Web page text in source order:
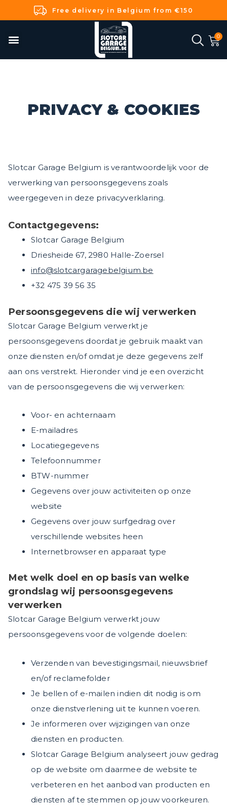
Free delivery in Belgium from €150
PRIVACY & COOKIES
Slotcar Garage Belgium is verantwoordelijk voor de
verwerking van persoonsgegevens zoals
weergegeven in deze privacyverklaring.
Contactgegevens:
Slotcar Garage Belgium
Driesheide 67, 2980 Halle-Zoersel
info@slotcargaragebelgium.be
+32 475 39 56 35
Persoonsgegevens die wij verwerken
Slotcar Garage Belgium verwerkt je
persoonsgegevens doordat je gebruik maakt van
onze diensten en/of omdat je deze gegevens zelf
aan ons verstrekt. Hieronder vind je een overzicht
van de persoonsgegevens die wij verwerken:
Voor- en achternaam
E-mailadres
Locatiegegevens
Telefoonnummer
BTW-nummer
Gegevens over jouw activiteiten op onze
website
Gegevens over jouw surfgedrag over
verschillende websites heen
Internetbrowser en apparaat type
Met welk doel en op basis van welke
grondslag wij persoonsgegevens
verwerken
Slotcar Garage Belgium verwerkt jouw
persoonsgegevens voor de volgende doelen:
Verzenden van bevestigingsmail, nieuwsbrief
en/of reclamefolder
Je bellen of e-mailen indien dit nodig is om
onze dienstverlening uit te kunnen voeren.
Je informeren over wijzigingen van onze
diensten en producten.
Slotcar Garage Belgium analyseert jouw gedrag
op de website om daarmee de website te
verbeteren en het aanbod van producten en
diensten af te stemmen op jouw voorkeuren.